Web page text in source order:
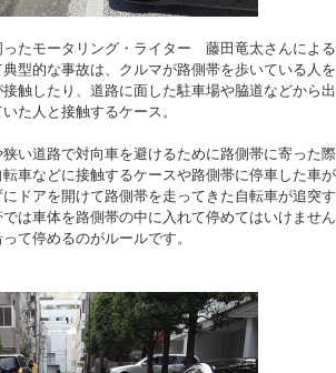
ったモータリング・ライター 藤田竜太さんによ
型的な事故は、クルマが路側帯を歩いている人
接触したり、道路に面した駐車場や脇道などから
た人と接触するケース。
狭い道路で対向車を避けるために路側帯に寄った
車などに接触するケースや路側帯に停車した車
ドアを開けて路側帯を走ってきた自転車が追突
は車体を路側帯の中に入れて停めてはいけませ
て停めるのがルールです。